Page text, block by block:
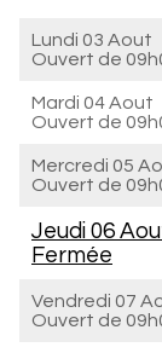
Lundi 03 Aout
Ouvert de
Mardi 04 Aout
Ouvert de
Mercredi 05
Ouvert de
Jeudi 06
Fermée
Vendredi 07
Ouvert de